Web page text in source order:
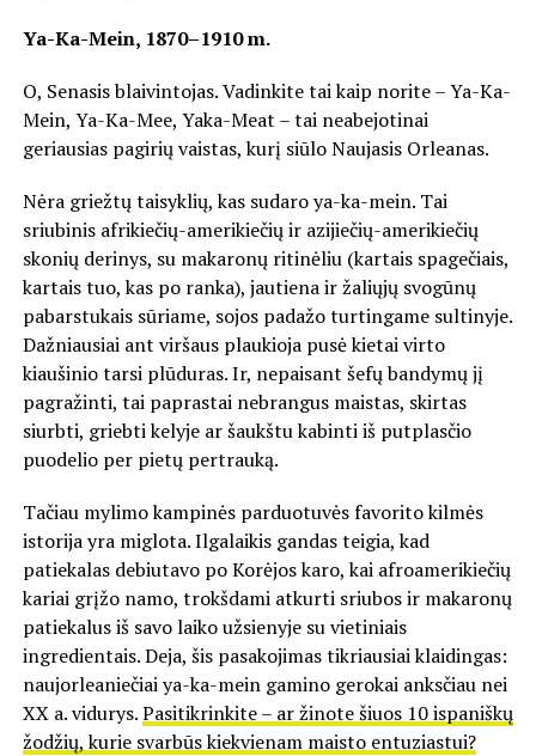
Ya-Ka-Mein, 1870–1910 m.
O, Senasis blaivintojas. Vadinkite tai kaip norite – Ya-Ka-
Mein, Ya-Ka-Mee, Yaka-Meat – tai neabejotinai
geriausias pagirių vaistas, kurį siūlo Naujasis Orleanas.
Nėra griežtų taisyklių, kas sudaro ya-ka-mein. Tai
sriubinis afrikiečių-amerikiečių ir azijiečių-amerikiečių
skonių derinys, su makaronų ritinėliu (kartais spagečiais,
kartais tuo, kas po ranka), jautiena ir žaliųjų svogūnų
pabarstukais sūriame, sojos padažo turtingame sultinyje.
Dažniausiai ant viršaus plaukioja pusė kietai virto
kiaušinio tarsi plūduras. Ir, nepaisant šefų bandymų jį
pagražinti, tai paprastai nebrangus maistas, skirtas
siurbti, griebti kelyje ar šaukštu kabinti iš putplasčio
puodelio per pietų pertrauką.
Tačiau mylimo kampinės parduotuvės favorito kilmės
istorija yra miglota. Ilgalaikis gandas teigia, kad
patiekalas debiutavo po Korėjos karo, kai afroamerikiečių
kariai grįžo namo, trokšdami atkurti sriubos ir makaronų
patiekalus iš savo laiko užsienyje su vietiniais
ingredientais. Deja, šis pasakojimas tikriausiai klaidingas:
naujorleaniečiai ya-ka-mein gamino gerokai anksčiau nei
XX a. vidurys.Pasitikrinkite – ar žinote šiuos 10 ispaniškų
žodžių, kurie svarbūs kiekvienam maisto entuziastui?